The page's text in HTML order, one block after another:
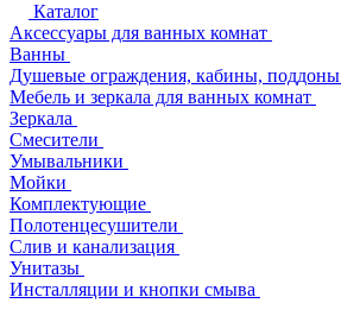
Каталог
Аксессуары для ванных комнат
Ванны
Душевые ограждения, кабины, поддоны
Мебель и зеркала для ванных комнат
Зеркала
Смесители
Умывальники
Мойки
Комплектующие
Полотенцесушители
Слив и канализация
Унитазы
Инсталляции и кнопки смыва